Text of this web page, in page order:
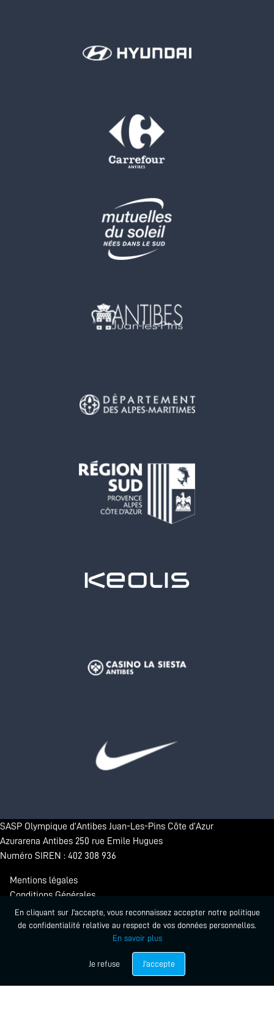
SASP Olympique d’Antibes Juan-Les-Pins Côte d’Azur
Azurarena Antibes 250 rue Emile Hugues
Numéro SIREN : 402 308 936
Mentions légales
Conditions Générales
Confidentialité
© 2026 - Antibes Sharks. Tous droits réservés.
Propulsé par Startlead
En cliquant sur J'accepte, vous reconnaissez accepter notre politique
de confidentialité relative au respect de vos données personnelles.
En savoir plus
Je refuse J'accepte